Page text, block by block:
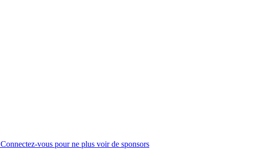
Connectez-vous pour ne plus voir de sponsors